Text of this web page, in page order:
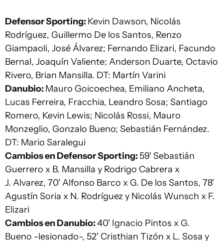
Defensor Sporting: Kevin Dawson, Nicolás
Rodríguez, Guillermo De los Santos, Renzo
Giampaoli, José Álvarez; Fernando Elizari, Facundo
Bernal, Joaquín Valiente; Anderson Duarte, Octavio
Rivero, Brian Mansilla. DT: Martín Varini
Danubio: Mauro Goicoechea, Emiliano Ancheta,
Lucas Ferreira, Fracchia, Leandro Sosa; Santiago
Romero, Kevin Lewis; Nicolás Rossi, Mauro
Monzeglio, Gonzalo Bueno; Sebastián Fernández.
DT: Mario Saralegui
Cambios en Defensor Sporting: 59' Sebastián
Guerrero x B. Mansilla y Rodrigo Cabrera x
J. Alvarez, 70' Alfonso Barco x G. De los Santos, 78'
Agustín Soria x N. Rodríguez y Nicolás Wunsch x F.
Elizari
Cambios en Danubio:40' Ignacio Pintos x G.
Bueno -lesionado-, 52' Cristhian Tizón x L. Sosa y